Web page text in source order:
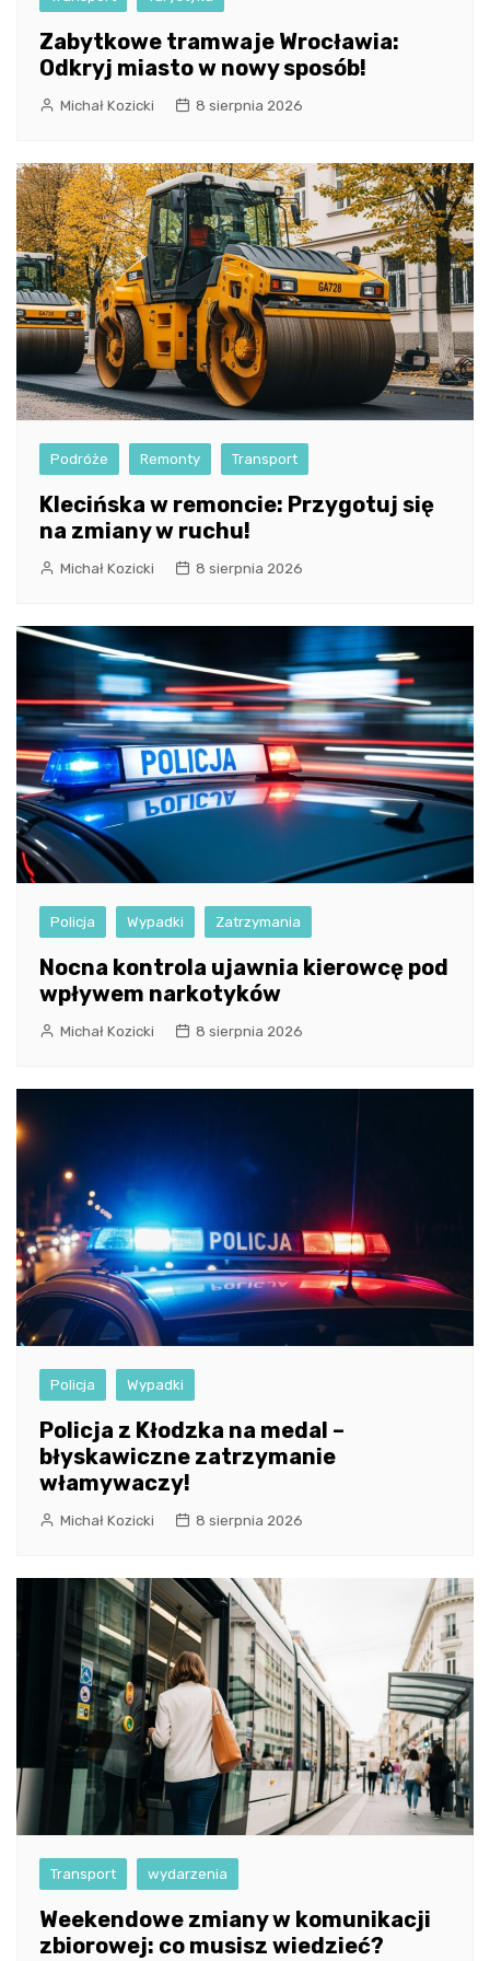
Zabytkowe tramwaje Wrocławia:
Odkryj miasto w nowy sposób!
Michał Kozicki 8 sierpnia 2026
Podróże Remonty Transport
Klecińska w remoncie: Przygotuj się
na zmiany w ruchu!
Michał Kozicki 8 sierpnia 2026
Policja Wypadki Zatrzymania
Nocna kontrola ujawnia kierowcę pod
wpływem narkotyków
Michał Kozicki 8 sierpnia 2026
Policja Wypadki
Policja z Kłodzka na medal –
błyskawiczne zatrzymanie
włamywaczy!
Michał Kozicki 8 sierpnia 2026
Transport wydarzenia
Weekendowe zmiany w komunikacji
zbiorowej: co musisz wiedzieć?